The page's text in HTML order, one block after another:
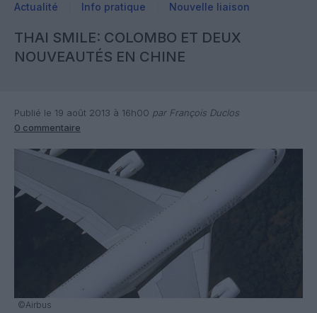
Actualité Info pratique Nouvelle liaison
THAI SMILE: COLOMBO ET DEUX
NOUVEAUTÉS EN CHINE
Publié le 19 août 2013 à 16h00 par François Duclos
0 commentaire
©Airbus